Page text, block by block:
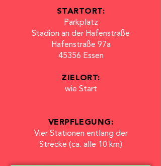
STARTORT:
Parkplatz
Stadion an der Hafenstraße
Hafenstraße 97a
45356 Essen
ZIELORT:
wie Start
VERPFLEGUNG:
Vier Stationen entlang der
Strecke (ca. alle 10 km)